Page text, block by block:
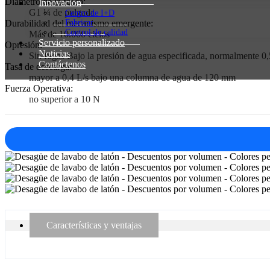
Innovación
Centro de I+D
Fabricar
Control de calidad
Servicio personalizado
Noticias
Contáctenos
G1 ¼ de pulgada
Durabilidad del mecanismo emergente:
Más de 10.000 ciclos
Opresión:
Sin fugas Bajo la presión de agua especificada, normalmente
Tasa de descarga:
mayor a 0,4 L/s bajo una columna de agua de 120 mm
Fuerza Operativa:
no superior a 10 N
Características y ventajas